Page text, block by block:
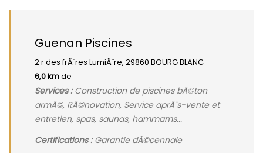
Guenan Piscines
2 r des frÃ¨res LumiÃ¨re, 29860 BOURG BLANC
6,0 kmde
Services :Construction de piscines bÃ©ton
armÃ©, RÃ©novation, Service aprÃ¨s-vente et
entretien, spas, saunas, hammams...
Certifications :Garantie dÃ©cennale